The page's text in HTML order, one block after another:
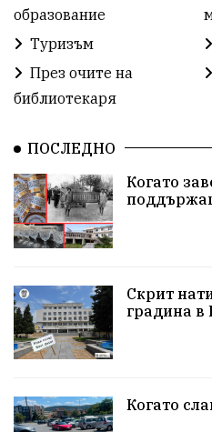
#СилаНаНарода
#България
Зависимости
Неудобните
БлизкоМинало
Пещера „Бисерна"
БългарскиПроизводител
образование
Туризъм
През очите на
библиотекаря
ПОСЛЕДНО
Когато
Скрит
градина в
Когато